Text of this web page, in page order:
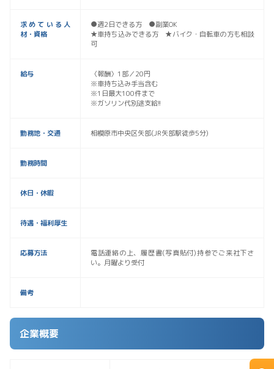
求めている人
材・資格
●週2日できる方 ●副業OK
★車持ち込みできる方 ★バイク・自転車の方も相談
可
給与
〈報酬〉1部／20円
※車持ち込み手当含む
※1日最大100件まで
※ガソリン代別途支給!!
勤務地・交通 相模原市中央区矢部(JR矢部駅徒歩5分)
勤務時間
休日・休暇
待遇・福利厚生
応募方法
電話連絡の上、履歴書(写真貼付)持参でご来社下さ
い。月曜より受付
備考
企業概要